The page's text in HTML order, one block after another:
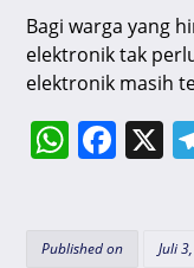
Bagi warga yang
elektronik tak
elektronik masih
W
s
F
e
X
Published on Juli